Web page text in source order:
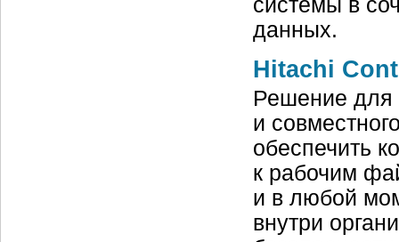
данных.
Hitachi
Решение для
и
обеспечить
к рабочим
и в любой
внутри